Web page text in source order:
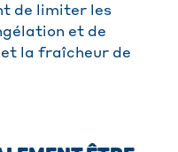
de limiter les
et de
la fraîcheur de